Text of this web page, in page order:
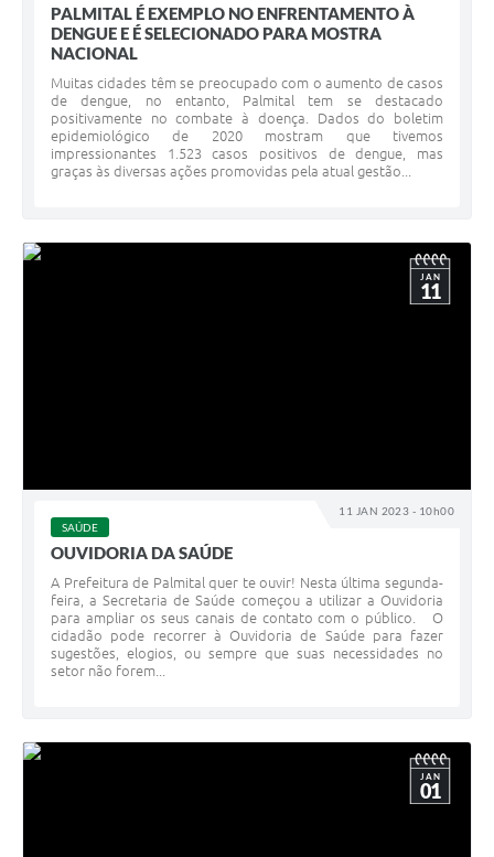
PALMITAL É EXEMPLO NO ENFRENTAMENTO À
DENGUE E É SELECIONADO PARA MOSTRA
NACIONAL
Muitas cidades têm se preocupado com o aumento de casos
de dengue, no entanto, Palmital tem se destacado
positivamente no combate à doença. Dados do boletim
epidemiológico de 2020 mostram que tivemos
impressionantes 1.523 casos positivos de dengue, mas
graças às diversas ações promovidas pela atual gestão...
11 JAN 2023 - 10h00
JAN
11
SAÚDE
OUVIDORIA DA SAÚDE
A Prefeitura de Palmital quer te ouvir! Nesta última segunda-
feira, a Secretaria de Saúde começou a utilizar a Ouvidoria
para ampliar os seus canais de contato com o público. O
cidadão pode recorrer à Ouvidoria de Saúde para fazer
sugestões, elogios, ou sempre que suas necessidades no
setor não forem...
JAN
01